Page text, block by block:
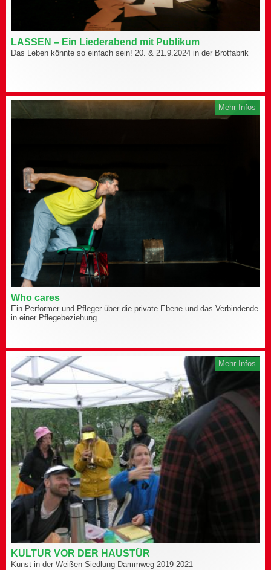
LASSEN – Ein Liederabend mit Publikum
Das Leben könnte so einfach sein! 20. & 21.9.2024 in der Brotfabrik
Mehr Infos
Who cares
Ein Performer und Pfleger über die private Ebene und das Verbindende
in einer Pflegebeziehung
Mehr Infos
KULTUR VOR DER HAUSTÜR
Kunst in der Weißen Siedlung Dammweg 2019-2021